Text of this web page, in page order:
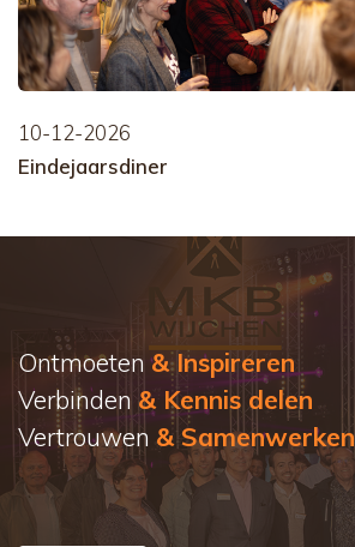
10-12-2026
Eindejaarsdiner
Ontmoeten & Inspireren
Verbinden & Kennis delen
Vertrouwen & Samenwerken